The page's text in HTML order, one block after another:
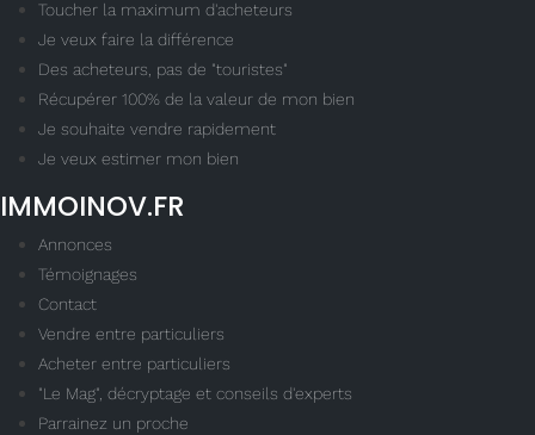
Toucher la maximum d'acheteurs
Je veux faire la différence
Des acheteurs, pas de "touristes"
Récupérer 100% de la valeur de mon bien
Je souhaite vendre rapidement
Je veux estimer mon bien
IMMOINOV.FR
Annonces
Témoignages
Contact
Vendre entre particuliers
Acheter entre particuliers
"Le Mag", décryptage et conseils d'experts
Parrainez un proche